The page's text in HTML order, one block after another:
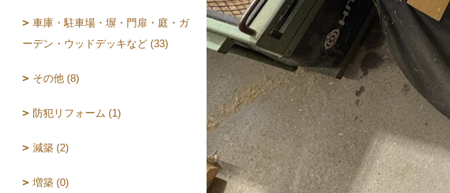
車庫・駐車場・塀・門扉・庭・ガ
ーデン・ウッドデッキなど (33)
その他 (8)
防犯リフォーム (1)
減築 (2)
増築 (0)